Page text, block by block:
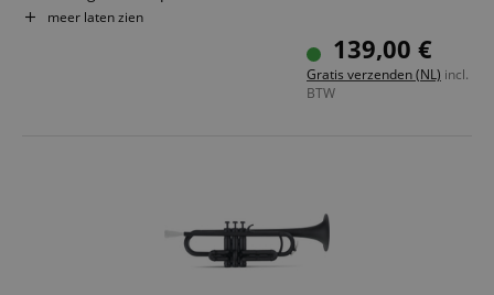
Materiaal: ABS kunststof
Kleur van het mondstuk kan afwijken
meer laten zien
139,00 €
Gratis verzenden (NL) incl.
BTW